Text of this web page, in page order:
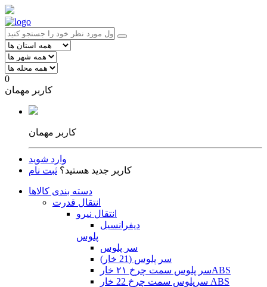
0
کاربر مهمان
کاربر مهمان
وارد شوید
کاربر جدید هستید؟ ثبت نام
دسته بندی کالاها
انتقال قدرت
انتقال نیرو
دیفرانسیل
پلوس
سر پلوس
سر پلوس (21 خار)
سر پلوس سمت چرخ ۲۱ خارABS
سرپلوس سمت چرخ 22 خار ABS